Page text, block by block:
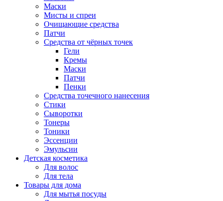
Маски
Мисты и спреи
Очищающие средства
Патчи
Средства от чёрных точек
Гели
Кремы
Маски
Патчи
Пенки
Средства точечного нанесения
Стики
Сыворотки
Тонеры
Тоники
Эссенции
Эмульсии
Детская косметика
Для волос
Для тела
Товары для дома
Для мытья посуды